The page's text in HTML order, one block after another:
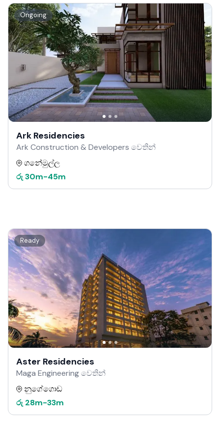
Ongoing
Ark Residencies
Ark Construction & Developers වෙතින්
ගනේමුල්ල
රු 30m-45m
Ready
Aster Residencies
Maga Engineering වෙතින්
නුගේගොඩ
රු 28m-33m